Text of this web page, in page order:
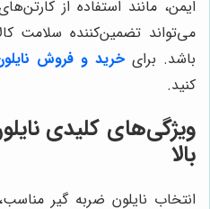
ایمن، مانند استفاده از
می‌تواند تضمین‌کننده سلامت
باشد. برایخرید و فروش
کنید.
ویژگی‌های کلیدی
بالا
انتخاب نایلون ضربه گیر